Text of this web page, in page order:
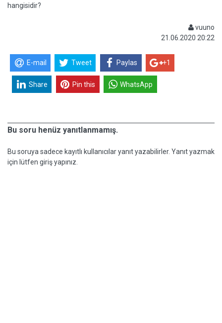
hangisidir?
vuuno
21.06.2020 20:22
E-mail Tweet Paylas +1
Share Pin this WhatsApp
Bu soru henüz yanıtlanmamış.
Bu soruya sadece kayıtlı kullanıcılar yanıt yazabilirler. Yanıt yazmak
için lütfen giriş yapınız.